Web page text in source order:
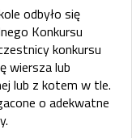
odbyło się
Konkursu
konkursu
wiersza lub
lub z kotem w tle.
o adekwatne